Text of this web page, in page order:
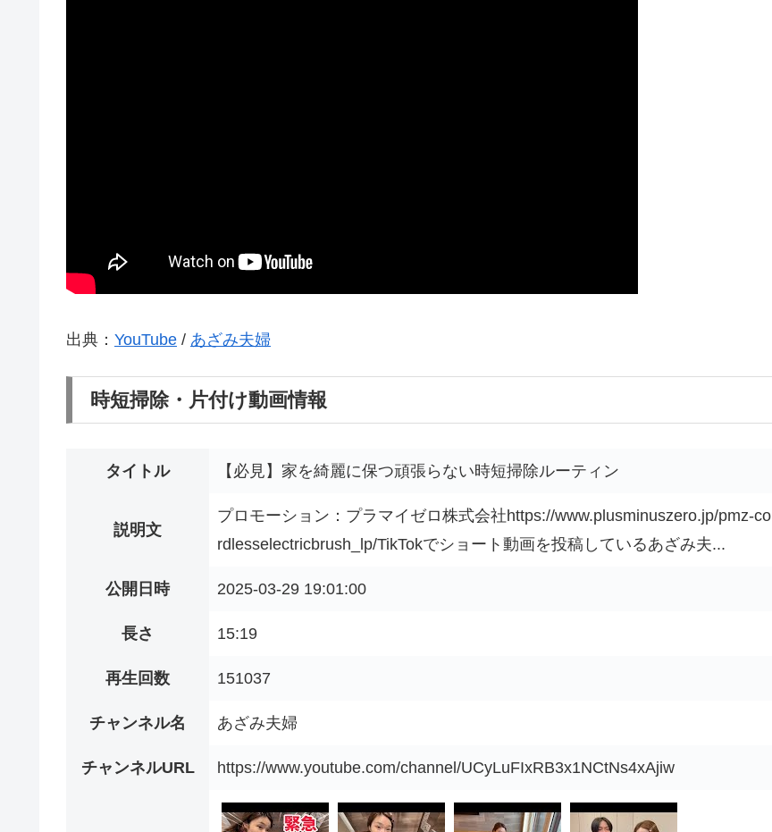
出典： YouTube / あざみ夫婦
時短掃除・片付け動画情報
タイトル 【必見】家を綺麗に保つ頑張らない時短掃除ルーティン
説明文
プロモーション：プラマイゼロ株式会社https://www.plusminuszero.jp/pmz-co
rdlesselectricbrush_lp/TikTokでショート動画を投稿しているあざみ夫...
公開日時 2025-03-29 19:01:00
長さ 15:19
再生回数 151037
チャンネル名 あざみ夫婦
チャンネルURL https://www.youtube.com/channel/UCyLuFIxRB3x1NCtNs4xAjiw